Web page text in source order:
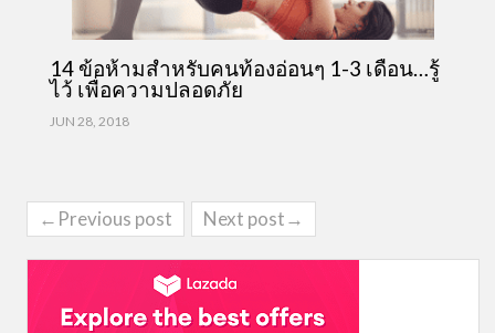
14 ข้อห้ามสำหรับคนท้องอ่อนๆ 1-3 เดือน…รู้
ไว้ เพื่อความปลอดภัย
JUN 28, 2018
←Previous post Next post→